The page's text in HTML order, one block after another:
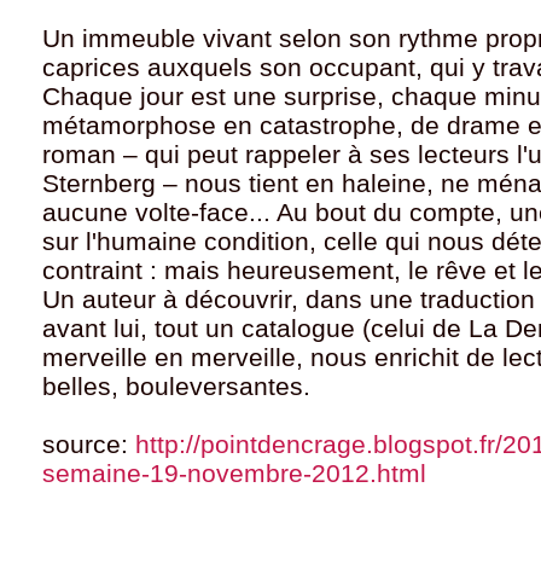
Un immeuble vivant selon son rythme
caprices auxquels son occupant, qui y
Chaque jour est une surprise, chaque
métamorphose en catastrophe, de drame
roman – qui peut rappeler à ses lecteurs
Sternberg – nous tient en haleine, ne
aucune volte-face... Au bout du compte,
sur l'humaine condition, celle qui nous
contraint : mais heureusement, le rêve et
Un auteur à découvrir, dans une
avant lui, tout un catalogue (celui de La
merveille en merveille, nous enrichit de
belles, bouleversantes.
source: http://pointdencrage.blogspot.fr/
semaine-19-novembre-2012.html